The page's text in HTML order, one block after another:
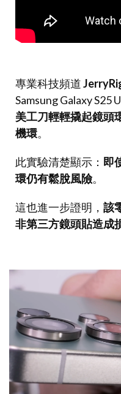
專業科技頻道
Samsung Galaxy S25
美工刀輕輕撬起鏡頭
機環。
此實驗清楚顯示： 即
環仍有鬆脫風險。
這也進一步證明， 該
非第三方鏡頭貼造成